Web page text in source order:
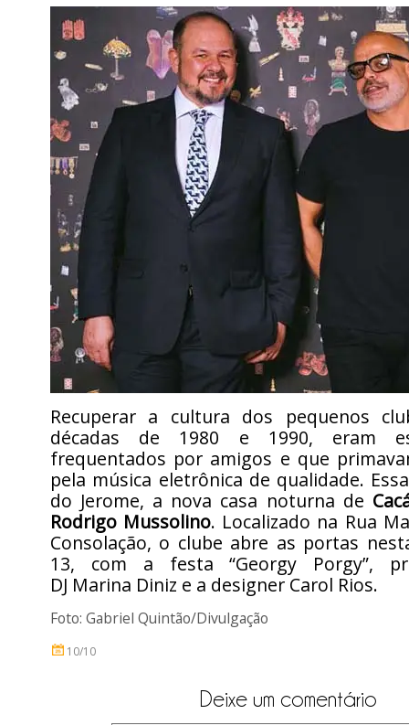
Recuperar a cultura dos pequenos
décadas de 1980 e 1990, eram
frequentados por amigos e que
pela música eletrônica de qualidade.
do Jerome, a nova casa noturna de
Rodrigo Mussolino. Localizado na Rua
Consolação, o clube abre as portas
13, com a festa “Georgy Porgy”,
DJ Marina Diniz e a designer Carol Rios.
Foto: Gabriel Quintão/Divulgação
10/10
Deixe um comentário